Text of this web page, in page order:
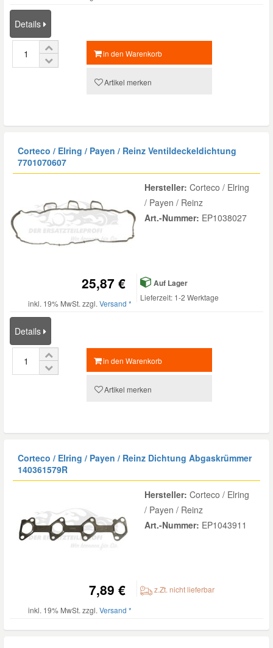
Details
in den Warenkorb
Artikel merken
Corteco / Elring / Payen / Reinz Ventildeckeldichtung
7701070607
Hersteller: Corteco / Elring
/ Payen / Reinz
Art.-Nummer: EP1038027
25,87 €
inkl. 19% MwSt. zzgl. Versand *
Auf Lager
Lieferzeit: 1-2 Werktage
Details
in den Warenkorb
Artikel merken
Corteco / Elring / Payen / Reinz Dichtung Abgaskrümmer
140361579R
Hersteller: Corteco / Elring
/ Payen / Reinz
Art.-Nummer: EP1043911
7,89 €
inkl. 19% MwSt. zzgl. Versand *
z.Zt. nicht lieferbar